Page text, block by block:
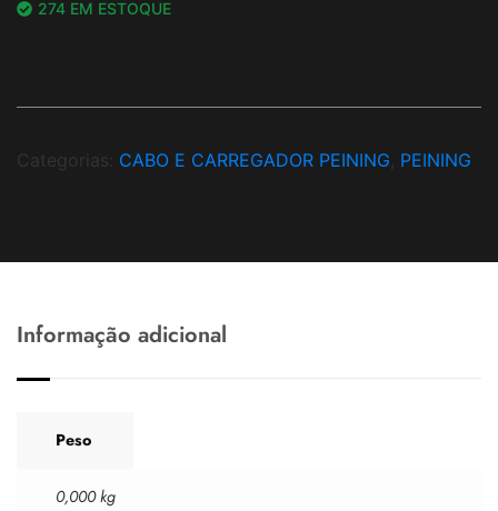
274 EM ESTOQUE
Categorias: CABO E CARREGADOR PEINING PEINING
Informação adicional
Peso
0,000 kg